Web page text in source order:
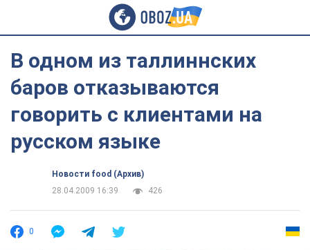
В одном из таллиннских
баров отказываются
говорить с клиентами на
русском языке
Новости food (Архив)
28.04.2009 16:39
426
0